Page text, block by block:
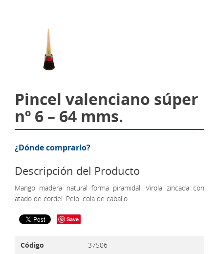
Pincel valenciano súper
nº 6 – 64 mms.
¿Dónde comprarlo?
Descripción del Producto
Mango madera natural forma piramidal. Virola zincada con
atado de cordel. Pelo: cola de caballo.
Save
Código
37506